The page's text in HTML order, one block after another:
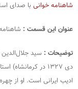
شاهنامه خوانی با صدای
عنوان این قسمت :
توضیحات :
دی ۱۳۲۷ در
ادیب ایرانی است. او از